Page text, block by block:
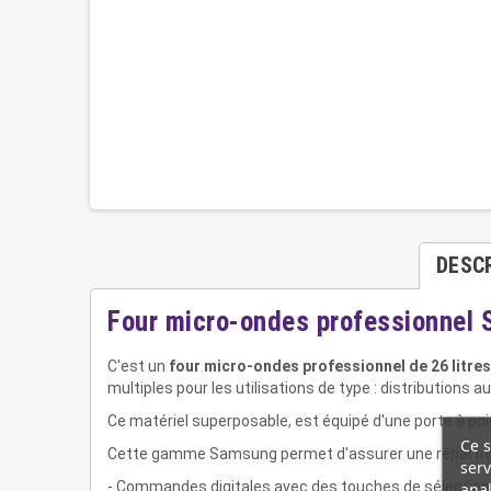
Four micro-ondes professionnel
C'est un four micro-ondes professionnel de 26
multiples pour les utilisations de type : distributions
Ce matériel superposable, est équipé d'une porte à
Cette gamme Samsung permet d'assurer une
- Commandes digitales avec des touches de
Ce